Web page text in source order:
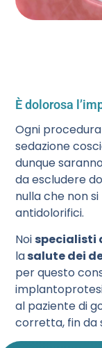
È dolorosa
Ogni
sedazione
dunque
da escludere
nulla che non
antidolorifici.
Noispecialisti
lasalute dei
per questo
al paziente di
corretta, fin da